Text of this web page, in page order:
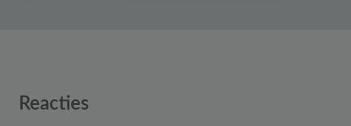
Reader
Reacties